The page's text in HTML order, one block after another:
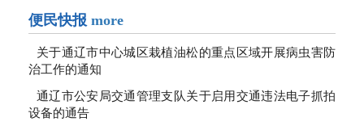
便民快报 more
关于通辽市中心城区栽植油松的重点区域开展病虫害防
治工作的通知
通辽市公安局交通管理支队关于启用交通违法电子抓拍
设备的通告